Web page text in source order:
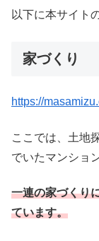
以下に本サイト
家づくり
https://
ここでは、土地
でいたマンショ
一連の家づくり
ています。